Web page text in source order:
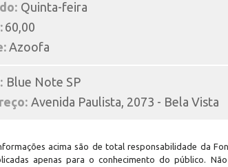
Quinta-feira
60,00
Azoofa
Blue Note SP
Avenida Paulista, 2073 - Bela Vista
acima são de total responsabilidade da
apenas para o conhecimento do público.